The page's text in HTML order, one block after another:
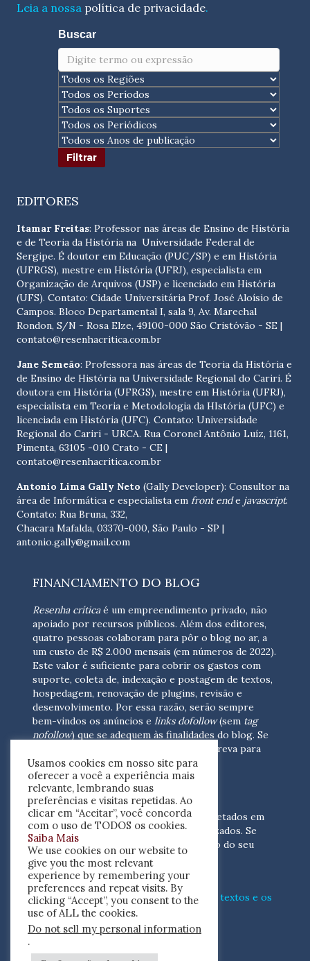
Leia a nossa política de privacidade.
Buscar
EDITORES
Itamar Freitas: Professor nas áreas de Ensino de História
e de Teoria da História na Universidade Federal de
Sergipe. É doutor em Educação (PUC/SP) e em História
(UFRGS), mestre em História (UFRJ), especialista em
Organização de Arquivos (USP) e licenciado em História
(UFS). Contato: Cidade Universitária Prof. José Aloísio de
Campos. Bloco Departamental I, sala 9, Av. Marechal
Rondon, S/N - Rosa Elze, 49100-000 São Cristóvão - SE |
contato@resenhacritica.com.br
Jane Semeão: Professora nas áreas de Teoria da História e
de Ensino de História na Universidade Regional do Cariri. É
doutora em História (UFRGS), mestre em História (UFRJ),
especialista em Teoria e Metodologia da HIstória (UFC) e
licenciada em História (UFC). Contato: Universidade
Regional do Cariri - URCA. Rua Coronel Antônio Luíz, 1161,
Pimenta, 63105 -010 Crato - CE |
contato@resenhacritica.com.br
Antonio Lima Gally Neto (Gally Developer): Consultor na
área de Informática e especialista em front ende javascript.
Contato: Rua Bruna, 332,
Chacara Mafalda, 03370-000, São Paulo - SP |
antonio.gally@gmail.com
FINANCIAMENTO DO BLOG
Resenha críticaé um empreendimento privado, não
apoiado por recursos públicos. Além dos editores,
quatro pessoas colaboram para pôr o blog no ar, a
um custo de R$ 2.000 mensais (em números de 2022).
Este valor é suficiente para cobrir os gastos com
suporte, coleta de, indexação e postagem de textos,
hospedagem, renovação de plugins, revisão e
desenvolvimento. Por essa razão, serão sempre
bem-vindos os anúncios e links dofollow(sem tag
nofollow) que se adequem às finalidades do blog. Se
escreva para
nós(contato@resenhacritica.com.br)
FONTES E ACERVO
As resenhas, dossiês e sumários são coletados em
periódicos acadêmicos e sites especializados. Se
você tem interesse em divulgar o acervo do seu
periódico, escreva para nós
(contato@resenhacritica.com.br)
Conheça omodocomo processamos os textos e os
índicesdisponibilizados neste blog.
ISSN 2764-0302
Usamos cookies em nosso site para
oferecer a você a experiência mais
relevante, lembrando suas
preferências e visitas repetidas. Ao
clicar em “Aceitar”, você concorda
com o uso de TODOS os cookies.
Saiba Mais
We use cookies on our website to
give you the most relevant
experience by remembering your
preferences and repeat visits. By
clicking “Accept”, you consent to the
use of ALL the cookies.
Do not sell my personal information
.